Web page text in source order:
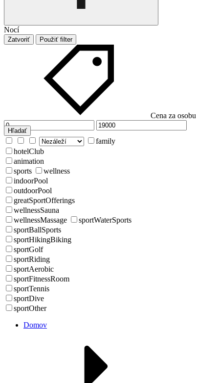
Nocí
Zatvoriť Použiť filter
Cena za osobu
Hľadať
family
hotelClub
animation
sports
wellness
indoorPool
outdoorPool
greatSportOfferings
wellnessSauna
wellnessMassage
sportWaterSports
sportBallSports
sportHikingBiking
sportGolf
sportRiding
sportAerobic
sportFitnessRoom
sportTennis
sportDive
sportOther
Domov